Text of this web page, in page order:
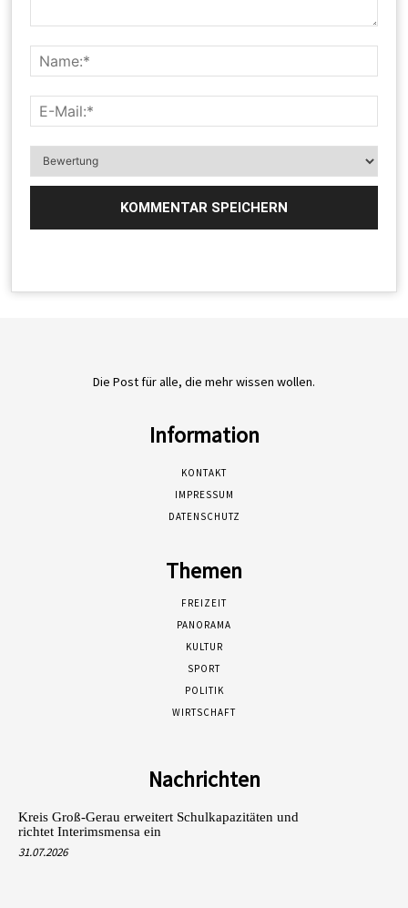
Die Post für alle, die mehr wissen wollen.
Information
KONTAKT
IMPRESSUM
DATENSCHUTZ
Themen
FREIZEIT
PANORAMA
KULTUR
SPORT
POLITIK
WIRTSCHAFT
Nachrichten
Kreis Groß-Gerau erweitert Schulkapazitäten und
richtet Interimsmensa ein
31.07.2026